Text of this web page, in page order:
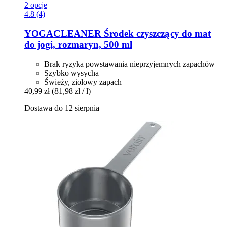
2 opcje
4.8 (4)
YOGACLEANER Środek czyszczący do mat
do jogi, rozmaryn, 500 ml
Brak ryzyka powstawania nieprzyjemnych zapachów
Szybko wysycha
Świeży, ziołowy zapach
40,99 zł (81,98 zł / l)
Dostawa do 12 sierpnia